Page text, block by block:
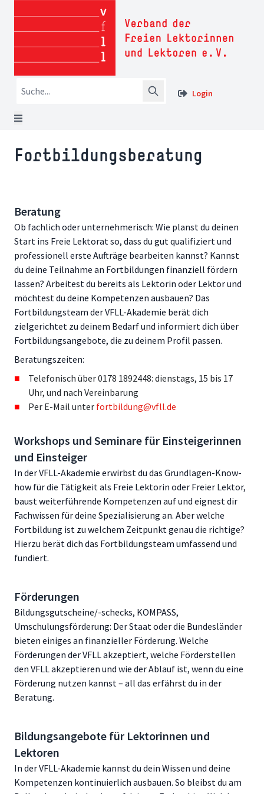
Login
Fortbildungsberatung
Beratung
Ob fachlich oder unternehmerisch: Wie planst du deinen
Start ins Freie Lektorat so, dass du gut qualifiziert und
professionell erste Aufträge bearbeiten kannst? Kannst
du deine Teilnahme an Fortbildungen finanziell fördern
lassen? Arbeitest du bereits als Lektorin oder Lektor und
möchtest du deine Kompetenzen ausbauen? Das
Fortbildungsteam der VFLL-Akademie berät dich
zielgerichtet zu deinem Bedarf und informiert dich über
Fortbildungsangebote, die zu deinem Profil passen.
Beratungszeiten:
Telefonisch über 0178 1892448: dienstags, 15 bis 17
Uhr, und nach Vereinbarung
Per E-Mail unter fortbildung@vfll.de
Workshops und Seminare für Einsteigerinnen
und Einsteiger
In der VFLL-Akademie erwirbst du das Grundlagen-Know-
how für die Tätigkeit als Freie Lektorin oder Freier Lektor,
baust weiterführende Kompetenzen auf und eignest dir
Fachwissen für deine Spezialisierung an. Aber welche
Fortbildung ist zu welchem Zeitpunkt genau die richtige?
Hierzu berät dich das Fortbildungsteam umfassend und
fundiert.
Förderungen
Bildungsgutscheine/-schecks, KOMPASS,
Umschulungsförderung: Der Staat oder die Bundesländer
bieten einiges an finanzieller Förderung. Welche
Förderungen der VFLL akzeptiert, welche Förderstellen
den VFLL akzeptieren und wie der Ablauf ist, wenn du eine
Förderung nutzen kannst – all das erfährst du in der
Beratung.
Bildungsangebote für Lektorinnen und
Lektoren
In der VFLL-Akademie kannst du dein Wissen und deine
Kompetenzen kontinuierlich ausbauen. So bleibst du am